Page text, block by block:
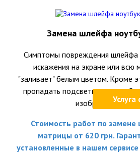
Услуга
Замена шлейфа
Симптомы повреждения шлейфа
искажения на экране или всю
"заливает" белым цветом. Кроме
пропадать подсветка или
изображение.
Стоимость работ по
матрицы от 620 грн.
установленные в нашем